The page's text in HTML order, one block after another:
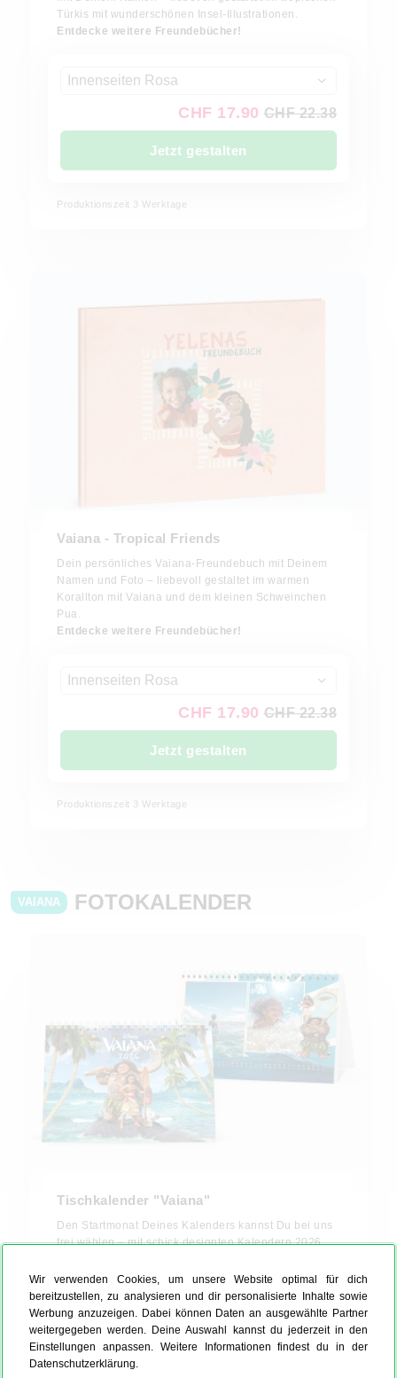
Wir verwenden Cookies, um unsere Website optimal für dich
bereitzustellen, zu analysieren und dir personalisierte Inhalte sowie
Werbung anzuzeigen. Dabei können Daten an ausgewählte Partner
weitergegeben werden. Deine Auswahl kannst du jederzeit in den
Einstellungen anpassen. Weitere Informationen findest du in der
Datenschutzerklärung.
Türkis mit wunderschönen Insel-Illustrationen.
Entdecke weitere Freundebücher!
Innenseiten Rosa
CHF 17.90 CHF 22.38
Jetzt gestalten
Produktionszeit 3 Werktage
Vaiana - Tropical Friends
Dein persönliches Vaiana-Freundebuch mit Deinem
Namen und Foto – liebevoll gestaltet im warmen
Korallton mit Vaiana und dem kleinen Schweinchen
Pua.
Entdecke weitere Freundebücher!
Innenseiten Rosa
CHF 17.90 CHF 22.38
Jetzt gestalten
Produktionszeit 3 Werktage
VAIANA FOTOKALENDER
Tischkalender "Vaiana"
Den Startmonat Deines Kalenders kannst Du bei uns
frei wählen – mit schick designten Kalendern 2026.
A5 quer
CHF 14.90